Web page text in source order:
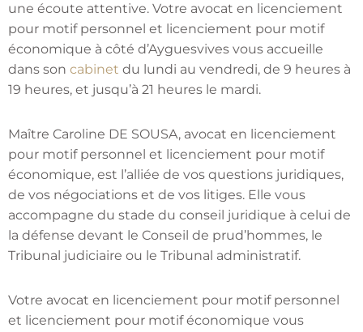
une écoute attentive. Votre avocat en licenciement
pour motif personnel et licenciement pour motif
économique à côté d’Ayguesvives vous accueille
dans son cabinet du lundi au vendredi, de 9 heures à
19 heures, et jusqu’à 21 heures le mardi.
Maître Caroline DE SOUSA, avocat en licenciement
pour motif personnel et licenciement pour motif
économique, est l’alliée de vos questions juridiques,
de vos négociations et de vos litiges. Elle vous
accompagne du stade du conseil juridique à celui de
la défense devant le Conseil de prud’hommes, le
Tribunal judiciaire ou le Tribunal administratif.
Votre avocat en licenciement pour motif personnel
et licenciement pour motif économique vous